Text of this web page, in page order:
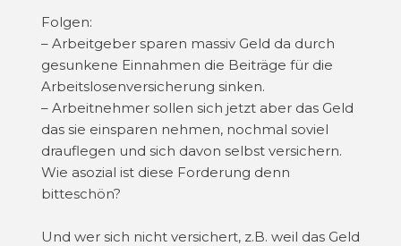
Folgen:
– Arbeitgeber sparen massiv Geld da durch
gesunkene Einnahmen die Beiträge für die
Arbeitslosenversicherung sinken.
– Arbeitnehmer sollen sich jetzt aber das Geld
das sie einsparen nehmen, nochmal soviel
drauflegen und sich davon selbst versichern.
Wie asozial ist diese Forderung denn
bitteschön?
Und wer sich nicht versichert, z.B. weil das Geld